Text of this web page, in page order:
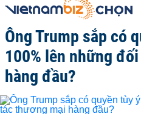
Ông Trump sắp có
100% lên những
hàng đầu?